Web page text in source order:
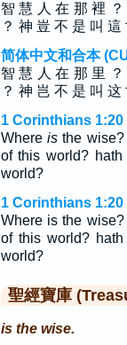
智 慧 人 在 那 裡
？ 神 豈 不 是 叫
简体中文和合本
智 慧 人 在 那 里
？ 神 岂 不 是 叫
1 Corinthians
Where isthe wise?
of this world?
world?
1 Corinthians
Where is the
of this world?
world?
聖經寶庫
is the wise.